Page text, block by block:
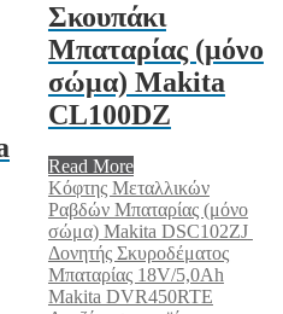
Σκουπάκι
Μπαταρίας (μόνο
σώμα) Makita
CL100DZ
Read More
Κόφτης Μεταλλικών
Ραβδών Μπαταρίας (μόνο
σώμα) Makita DSC102ZJ
Δονητής Σκυροδέματος
Μπαταρίας 18V/5,0Ah
Makita DVR450RTE